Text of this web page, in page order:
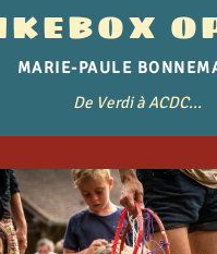
MARIE-PAULE
De Verdi à ACDC...